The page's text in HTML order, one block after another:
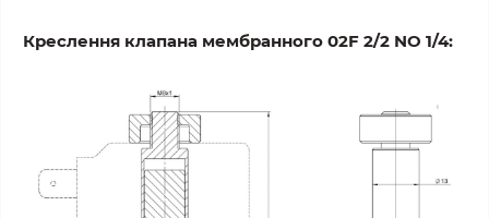
Креслення клапана мембранного 02F 2/2 NO 1/4: